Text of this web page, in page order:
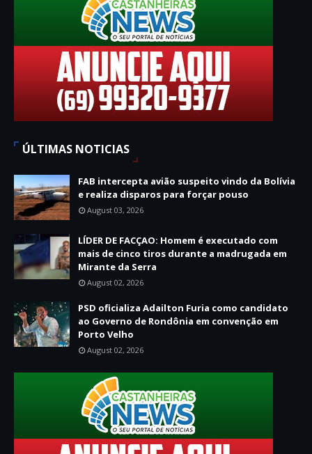
ÚLTIMAS NOTICIAS
FAB intercepta avião suspeito vindo da Bolívia
e realiza disparos para forçar pouso
August 03, 2026
LÍDER DE FACÇAO: Homem é executado com
mais de cinco tiros durante a madrugada em
Mirante da Serra
August 02, 2026
PSD oficializa Adailton Furia como candidato
ao Governo de Rondônia em convenção em
Porto Velho
August 02, 2026